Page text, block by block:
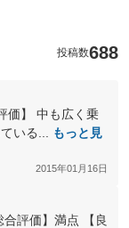
投稿数688
価】 中も広く乗
いる...
もっと見
2015年01月16日
合評価】満点 【良